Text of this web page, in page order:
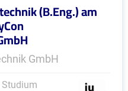
(B.Eng.) am
GmbH
Studium